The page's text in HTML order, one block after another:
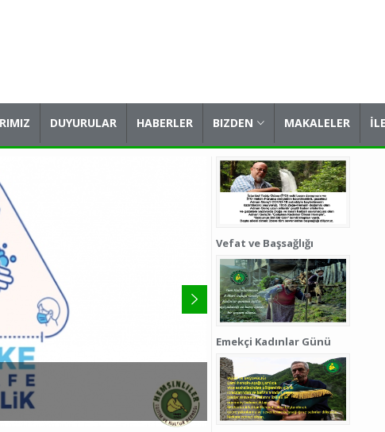
DUYURULAR HABERLER BIZDEN MAKALELER
Üyelerimizin
Vefat ve Başsağlığı
Emekçi Kadınlar Günü
Vefat
Vefat